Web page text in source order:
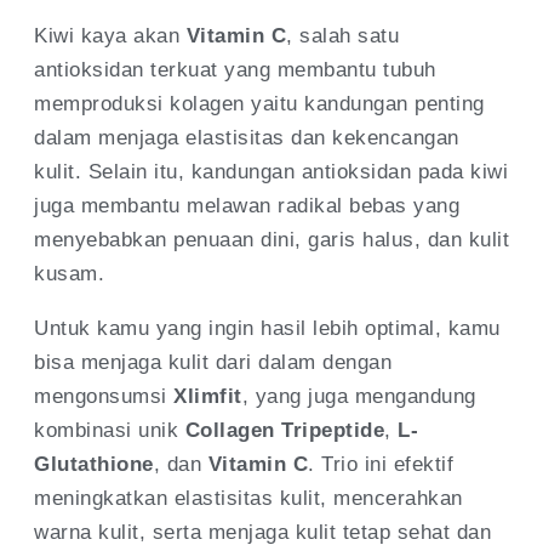
Kiwi kaya akan Vitamin C, salah satu
antioksidan terkuat yang membantu tubuh
memproduksi kolagen yaitu kandungan penting
dalam menjaga elastisitas dan kekencangan
kulit. Selain itu, kandungan antioksidan pada kiwi
juga membantu melawan radikal bebas yang
menyebabkan penuaan dini, garis halus, dan kulit
kusam.
Untuk kamu yang ingin hasil lebih optimal, kamu
bisa menjaga kulit dari dalam dengan
mengonsumsi Xlimfit, yang juga mengandung
kombinasi unik Collagen Tripeptide, L-
Glutathione, dan Vitamin C. Trio ini efektif
meningkatkan elastisitas kulit, mencerahkan
warna kulit, serta menjaga kulit tetap sehat dan